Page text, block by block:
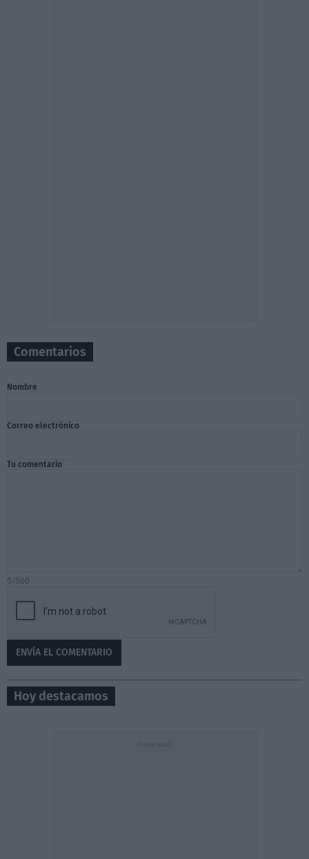
Comentarios
Nombre
Correo electrónico
Tu comentario
0/500
Hoy destacamos